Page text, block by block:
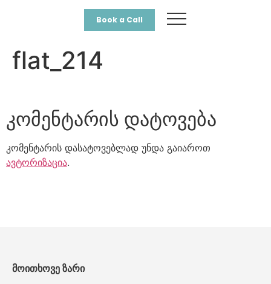
Book a Call
flat_214
კომენტარის დატოვება
კომენტარის დასატოვებლად უნდა გაიაროთ
ავტორიზაცია.
მოითხოვე ზარი